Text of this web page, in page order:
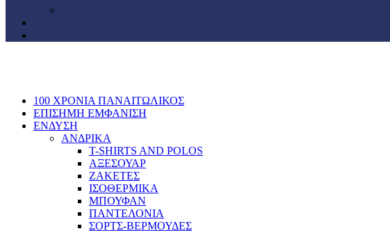
100 ΧΡΟΝΙΑ ΠΑΝΑΙΤΩΛΙΚΟΣ
ΕΠΙΣΗΜΗ ΕΜΦΑΝΙΣΗ
ΕΝΔΥΣΗ
ΑΝΔΡΙΚΑ
T-SHIRTS AND POLOS
ΑΞΕΣΟΥΑΡ
ΖΑΚΕΤΕΣ
ΙΣΟΘΕΡΜΙΚΑ
ΜΠΟΥΦΑΝ
ΠΑΝΤΕΛΟΝΙΑ
ΣΟΡΤΣ-ΒΕΡΜΟΥΔΕΣ